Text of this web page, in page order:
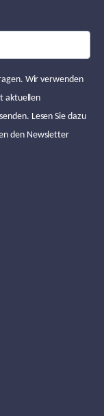
Wir verwenden
aktuellen
Lesen Sie dazu
den Newsletter